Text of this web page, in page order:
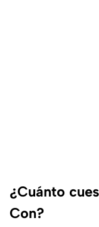
¿Cuánto
Con?